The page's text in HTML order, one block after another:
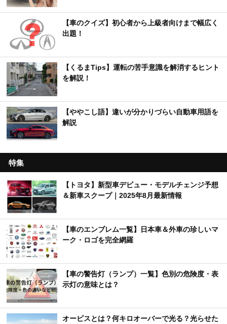
【車のクイズ】初心者から上級者向けまで幅広く
出題！
【くるまTips】運転の苦手意識を解消するヒント
を解説！
【ややこし語】違いが分かりづらい自動車用語を
解説
特集
【トヨタ】新型車デビュー・モデルチェンジ予想
＆新車スクープ｜2025年8月最新情報
【車のエンブレム一覧】日本車＆外車の珍しいマ
ーク・ロゴを完全網羅
【車の警告灯（ランプ）一覧】色別の危険度・表
示灯の意味とは？
オービスとは？何キロオーバーで光る？光らせた